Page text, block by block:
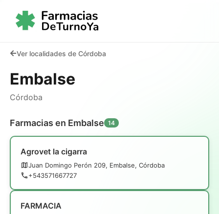
Ver localidades de Córdoba
Embalse
Córdoba
Farmacias en Embalse 14
Agrovet la cigarra
Juan Domingo Perón 209, Embalse, Córdoba
+543571667727
FARMACIA